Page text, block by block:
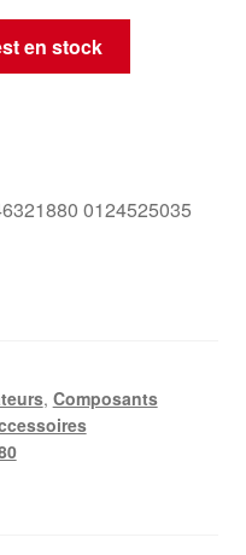
en stock
0124525035
, Composants